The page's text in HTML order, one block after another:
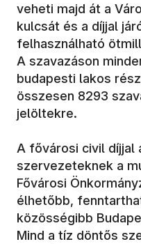
veheti majd át a
kulcsát és a díjjal
felhasználható
A szavazáson
budapesti lakos
összesen 8293
jelöltekre.
A fővárosi civil díjjal
szervezeteknek a
Fővárosi
élhetőbb,
közösségibb
Mind a tíz döntős